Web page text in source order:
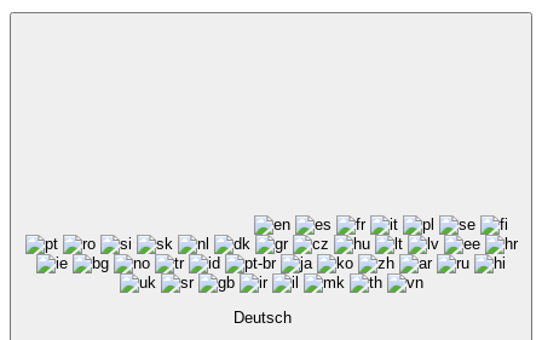
Deutsch